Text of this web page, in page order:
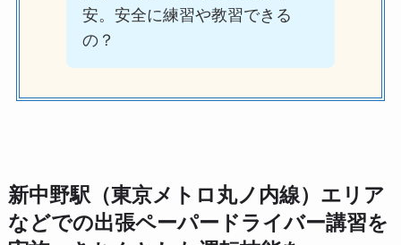
安。安全に練習や教習できる
の？
新中野駅（東京メトロ丸ノ内線）エリア
などでの出張ペーパードライバー講習を